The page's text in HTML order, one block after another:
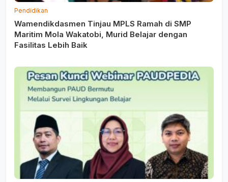
Pendidikan
Wamendikdasmen Tinjau MPLS Ramah di SMP
Maritim Mola Wakatobi, Murid Belajar dengan
Fasilitas Lebih Baik